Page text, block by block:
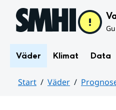
Hoppa till sidans innehåll
Väder Klimat Data
Start Väder